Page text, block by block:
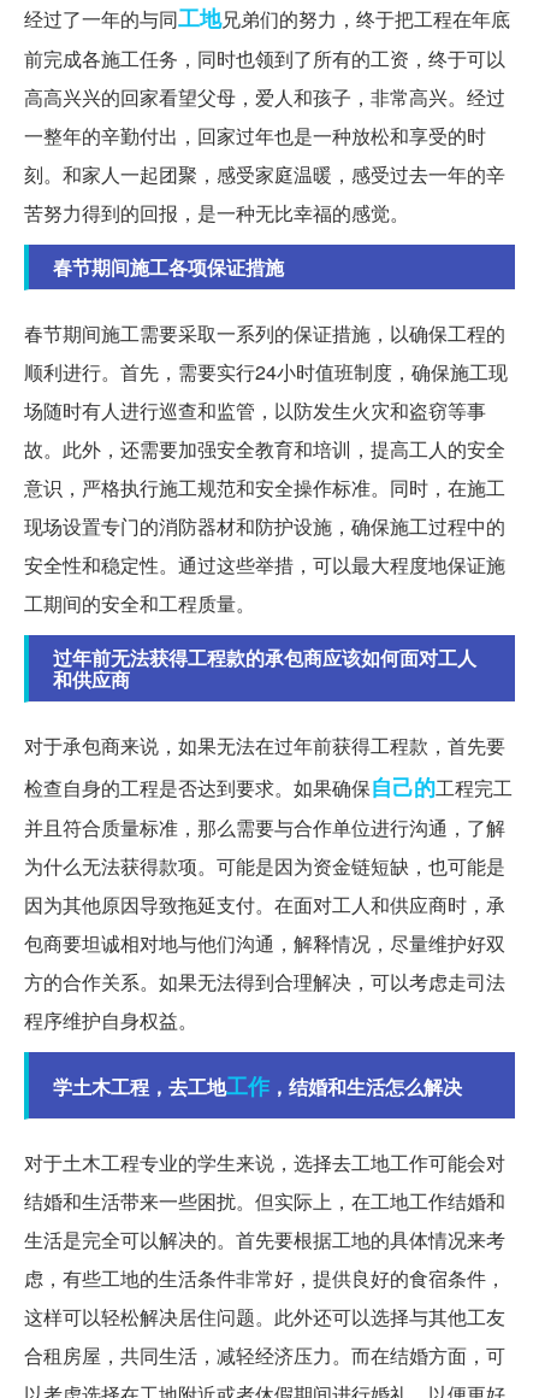
经过了一年的与同工地兄弟们的努力，终于把工程在年底
前完成各施工任务，同时也领到了所有的工资，终于可以
高高兴兴的回家看望父母，爱人和孩子，非常高兴。经过
一整年的辛勤付出，回家过年也是一种放松和享受的时
刻。和家人一起团聚，感受家庭温暖，感受过去一年的辛
苦努力得到的回报，是一种无比幸福的感觉。
春节期间施工各项保证措施
春节期间施工需要采取一系列的保证措施，以确保工程的
顺利进行。首先，需要实行24小时值班制度，确保施工现
场随时有人进行巡查和监管，以防发生火灾和盗窃等事
故。此外，还需要加强安全教育和培训，提高工人的安全
意识，严格执行施工规范和安全操作标准。同时，在施工
现场设置专门的消防器材和防护设施，确保施工过程中的
安全性和稳定性。通过这些举措，可以最大程度地保证施
工期间的安全和工程质量。
过年前无法获得工程款的承包商应该如何面对工人
和供应商
对于承包商来说，如果无法在过年前获得工程款，首先要
检查自身的工程是否达到要求。如果确保自己的工程完工
并且符合质量标准，那么需要与合作单位进行沟通，了解
为什么无法获得款项。可能是因为资金链短缺，也可能是
因为其他原因导致拖延支付。在面对工人和供应商时，承
包商要坦诚相对地与他们沟通，解释情况，尽量维护好双
方的合作关系。如果无法得到合理解决，可以考虑走司法
程序维护自身权益。
学土木工程，去工地工作 ，结婚和生活怎么解决
对于土木工程专业的学生来说，选择去工地工作可能会对
结婚和生活带来一些困扰。但实际上，在工地工作结婚和
生活是完全可以解决的。首先要根据工地的具体情况来考
虑，有些工地的生活条件非常好，提供良好的食宿条件，
这样可以轻松解决居住问题。此外还可以选择与其他工友
合租房屋，共同生活，减轻经济压力。而在结婚方面，可